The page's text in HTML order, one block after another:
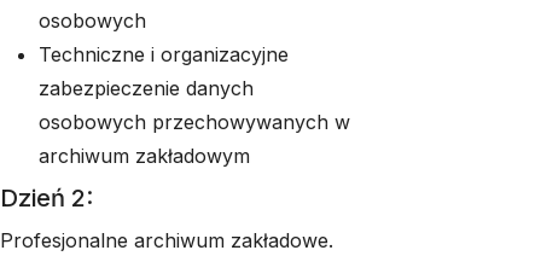
osobowych
Techniczne i organizacyjne
zabezpieczenie danych
osobowych przechowywanych w
archiwum zakładowym
Dzień 2:
Profesjonalne archiwum zakładowe.